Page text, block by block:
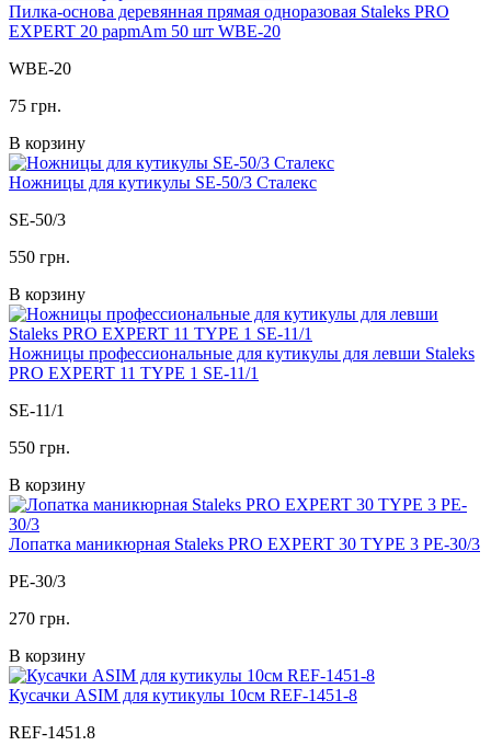
Пилка-основа деревянная прямая одноразовая Staleks PRO
EXPERT 20 papmAm 50 шт WBE-20
WBE-20
75 грн.
В корзину
Ножницы для кутикулы SE-50/3 Сталекс
SE-50/3
550 грн.
В корзину
Ножницы профессиональные для кутикулы для левши Staleks
PRO EXPERT 11 TYPE 1 SE-11/1
SE-11/1
550 грн.
В корзину
Лопатка маникюрная Staleks PRO EXPERT 30 TYPE 3 PE-30/3
PE-30/3
270 грн.
В корзину
Кусачки ASIM для кутикулы 10см REF-1451-8
REF-1451.8